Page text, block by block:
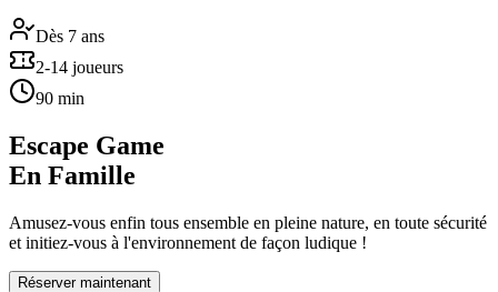
Dès 7 ans
2-14 joueurs
90 min
Escape Game
En Famille
Amusez-vous enfin tous ensemble en pleine nature, en toute sécurité
et initiez-vous à l'environnement de façon ludique !
Réserver maintenant